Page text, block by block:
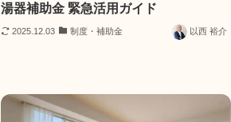
湯器補助金 緊急活用ガイド
2025.12.03 制度・補助金 以西 裕介